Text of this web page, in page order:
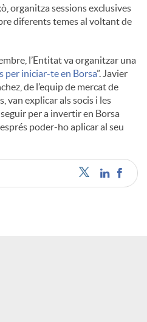
organitza sessions exclusives
diferents temes al voltant de
l’Entitat va organitzar una
per iniciar-te en Borsa”. Javier
de l’equip de mercat de
van explicar als socis i les
per a invertir en Borsa
poder-ho aplicar al seu